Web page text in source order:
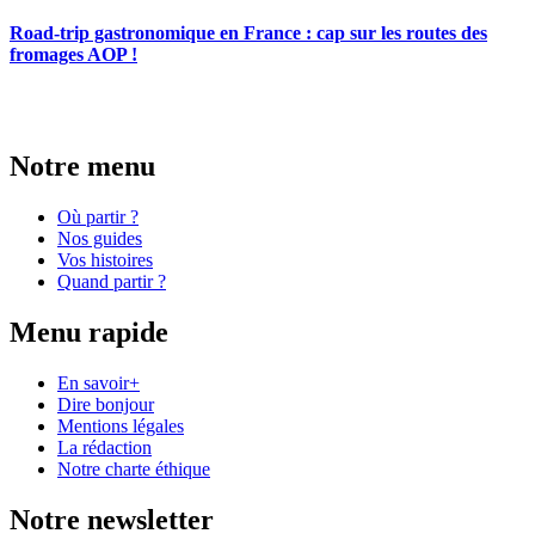
Road-trip gastronomique en France : cap sur les routes des
fromages AOP !
Notre menu
Où partir ?
Nos guides
Vos histoires
Quand partir ?
Menu rapide
En savoir+
Dire bonjour
Mentions légales
La rédaction
Notre charte éthique
Notre newsletter